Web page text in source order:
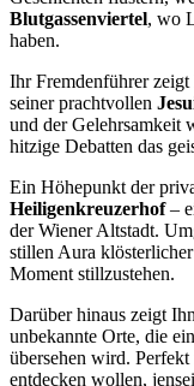
Blutgassenviertel, wo
haben.
Ihr Fremdenführer zeigt
seiner prachtvollen
und der Gelehrsamkeit
hitzige Debatten das
Ein Höhepunkt der
Heiligenkreuzerhof–
der Wiener Altstadt.
stillen Aura
Moment stillzustehen.
Darüber hinaus zeigt
unbekannte Orte, die
übersehen wird.
entdecken wollen,